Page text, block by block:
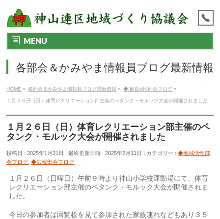
MENU
各部会＆かみやま情報員ブログ最新情報
HOME » 各部会＆かみやま情報員ブログ最新情報 » ◆地域活性部会ブログ »
１月２６日（日）体育レクリエーション部主催のペタンク・モルック大会が開催されました
１月２６日（日）体育レクリエーション部主催のペ
タンク・モルック大会が開催されました
投稿日 : 2025年1月31日 最終更新日時 : 2025年2月11日 カテゴリー :◆地域活性部
会ブログ ,◆広報部会ブログ
１月２６日（日曜日）午前９時より神山小学校運動場にて、体育
レクリエーション部主催のペタンク・モルック大会が開催されま
した。
今日の参加者は回覧板を見て参加された家族連れなどもあり３５